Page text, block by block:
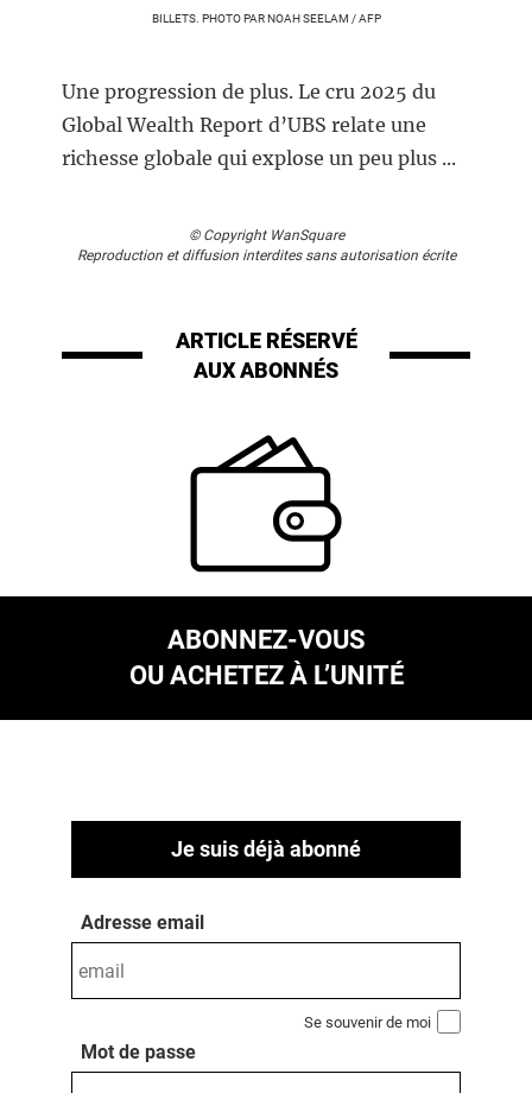
BILLETS. PHOTO PAR NOAH SEELAM / AFP
Une progression de plus. Le cru 2025 du
Global Wealth Report d’UBS relate une
richesse globale qui explose un peu plus ...
© Copyright WanSquare
Reproduction et diffusion interdites sans autorisation écrite
ARTICLE RÉSERVÉ
AUX ABONNÉS
ABONNEZ-VOUS
OU ACHETEZ À L’UNITÉ
Je suis déjà abonné
Adresse email
Se souvenir de moi
Mot de passe